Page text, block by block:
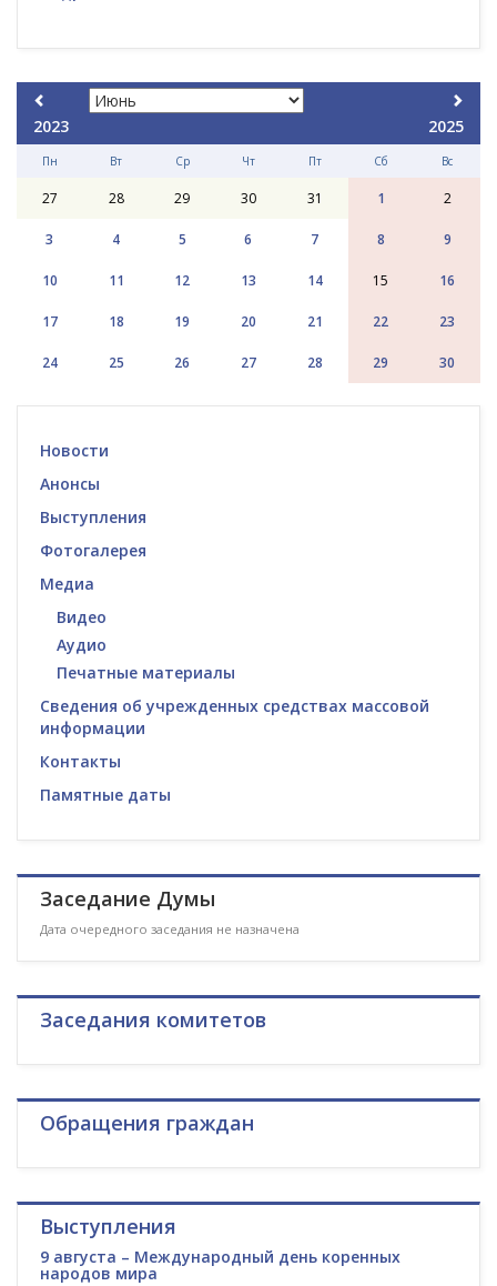
2023 2025
Пн Вт Ср Чт Пт Сб Вс
27 28 29 30 31 1 2
3 4 5 6 7 8 9
10 11 12 13 14 15 16
17 18 19 20 21 22 23
24 25 26 27 28 29 30
Новости
Анонсы
Выступления
Фотогалерея
Медиа
Видео
Аудио
Печатные материалы
Сведения об учрежденных средствах массовой
информации
Контакты
Памятные даты
Заседание Думы
Дата очередного заседания не назначена
Заседания комитетов
Обращения граждан
Выступления
9 августа – Международный день коренных
народов мира